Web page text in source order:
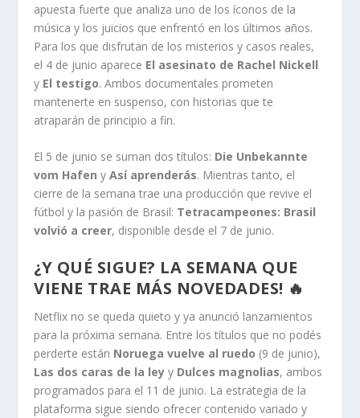
apuesta fuerte que analiza uno de los íconos de la
música y los juicios que enfrentó en los últimos años.
Para los que disfrutan de los misterios y casos reales,
el 4 de junio aparece El asesinato de Rachel Nickell
y El testigo. Ambos documentales prometen
mantenerte en suspenso, con historias que te
atraparán de principio a fin.
El 5 de junio se suman dos títulos: Die Unbekannte
vom Hafen yAsí aprenderás. Mientras tanto, el
cierre de la semana trae una producción que revive el
fútbol y la pasión de Brasil: Tetracampeones: Brasil
volvió a creer, disponible desde el 7 de junio.
¿Y QUÉ SIGUE? LA SEMANA QUE
VIENE TRAE MÁS NOVEDADES! 🔥
Netflix no se queda quieto y ya anunció lanzamientos
para la próxima semana. Entre los títulos que no podés
perderte están Noruega vuelve al ruedo (9 de junio),
Las dos caras de la ley y Dulces magnolias, ambos
programados para el 11 de junio. La estrategia de la
plataforma sigue siendo ofrecer contenido variado y